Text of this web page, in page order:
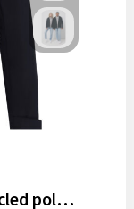
IQONIQ Makalu dames recycled polyester softshell jas